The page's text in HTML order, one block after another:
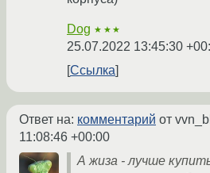
Dog ★★★
25.07.2022 13:45:30
Ссылка
Ответ на: комментарий от
11:08:46 +00:00
А жиза - лучше